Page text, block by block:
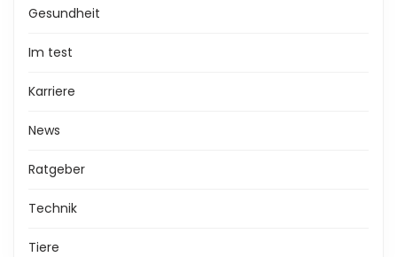
Gesundheit
Im test
Karriere
News
Ratgeber
Technik
Tiere